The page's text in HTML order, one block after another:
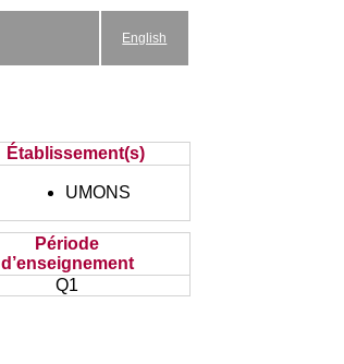
English
Établissement(s)
UMONS
Période
d’enseignement
Q1